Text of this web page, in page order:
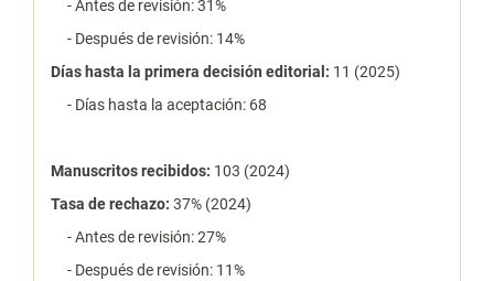
- Antes de revisión: 31%
- Después de revisión: 14%
Días hasta la primera decisión editorial: 11 (2025)
- Días hasta la aceptación: 68
Manuscritos recibidos: 103 (2024)
Tasa de rechazo: 37% (2024)
- Antes de revisión: 27%
- Después de revisión: 11%